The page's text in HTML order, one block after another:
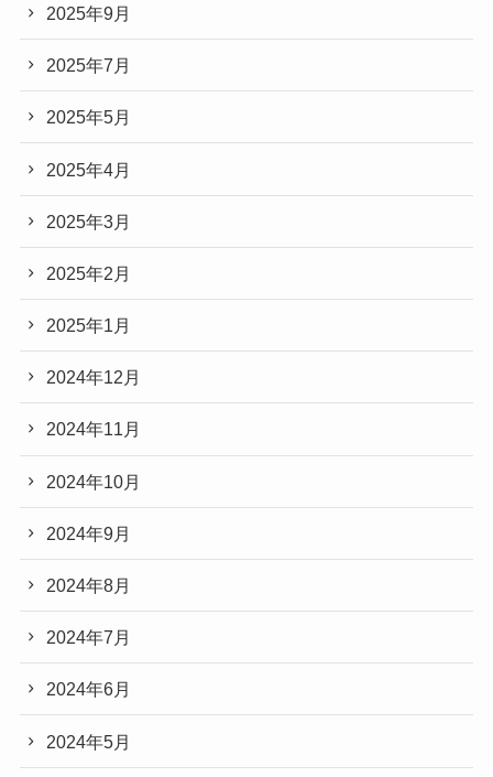
2025年9月
2025年7月
2025年5月
2025年4月
2025年3月
2025年2月
2025年1月
2024年12月
2024年11月
2024年10月
2024年9月
2024年8月
2024年7月
2024年6月
2024年5月